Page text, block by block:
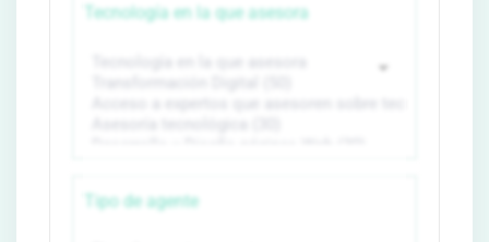
Tecnología en la que asesora
Tipo de agente